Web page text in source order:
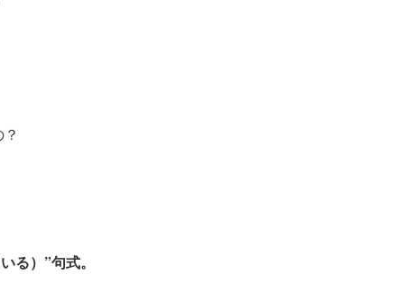
る）”句式。